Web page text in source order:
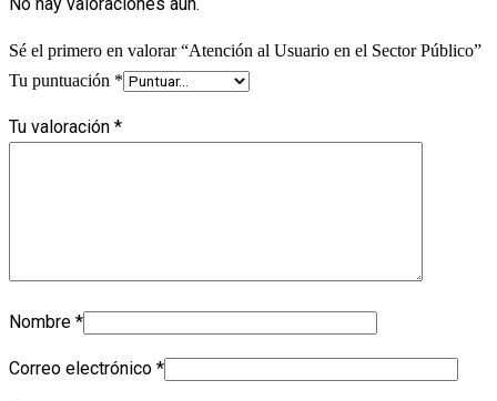
Sé el primero en valorar “Atención al Usuario en el Sector Público”
Tu puntuación *
Tu valoración *
Nombre *
Correo electrónico *